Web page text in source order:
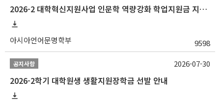
2026-2 대학혁신지원사업 인문학 역량강화 학업지원금 지원 선발 안내 (학/석/박사)
아시아언어문명학부 9598
공지사항
2026-2학기 대학원생 생활지원장학금 선발 안내
2026-07-30